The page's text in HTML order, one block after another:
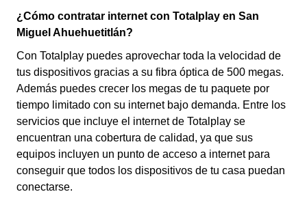
¿Cómo contratar internet con Totalplay en San
Miguel Ahuehuetitlán?
Con Totalplay puedes aprovechar toda la velocidad de
tus dispositivos gracias a su fibra óptica de 500 megas.
Además puedes crecer los megas de tu paquete por
tiempo limitado con su internet bajo demanda. Entre los
servicios que incluye el internet de Totalplay se
encuentran una cobertura de calidad, ya que sus
equipos incluyen un punto de acceso a internet para
conseguir que todos los dispositivos de tu casa puedan
conectarse.